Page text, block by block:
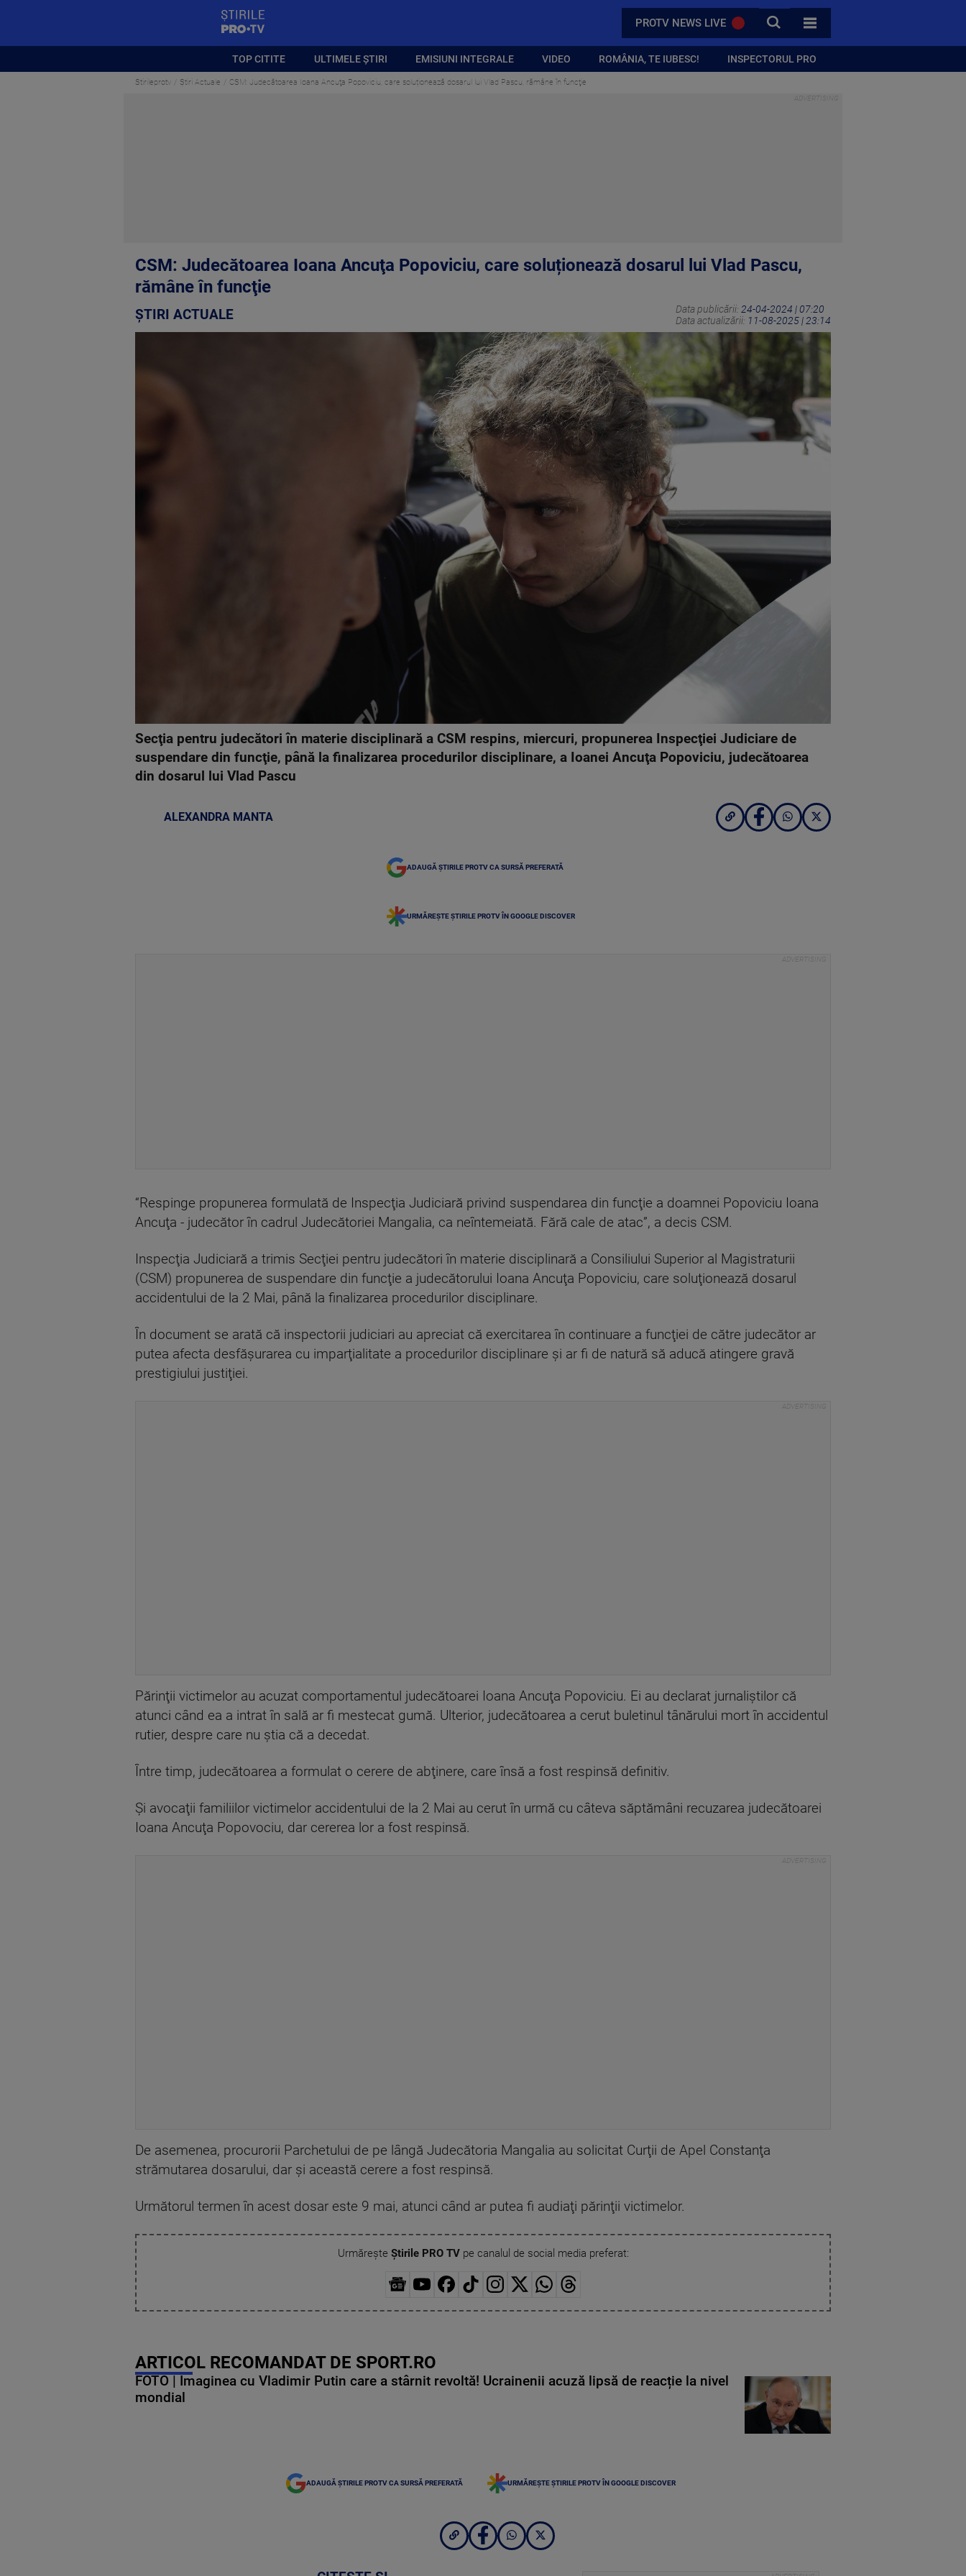
PROTV NEWS LIVE CAUTA
TOATE CATEGORIILE
TOP CITITE ULTIMELE ȘTIRI EMISIUNI INTEGRALE VIDEO ROMÂNIA, TE IUBESC! INSPECTORUL PRO
Stirileprotv Știri Actuale CSM: Judecătoarea Ioana Ancuţa Popoviciu, care soluționează dosarul lui Vlad Pascu, rămâne în funcţie
CSM: Judecătoarea Ioana Ancuţa Popoviciu, care soluționează dosarul lui Vlad Pascu,
rămâne în funcţie
ȘTIRI ACTUALE Data publicării: 24-04-2024 | 07:20
Data actualizării: 11-08-2025 | 23:14
Secţia pentru judecători în materie disciplinară a CSM respins, miercuri, propunerea Inspecţiei Judiciare de
suspendare din funcţie, până la finalizarea procedurilor disciplinare, a Ioanei Ancuţa Popoviciu, judecătoarea
din dosarul lui Vlad Pascu
ALEXANDRA MANTA
ADAUGĂ ȘTIRILE PROTV CA SURSĂ PREFERATĂ
URMĂREȘTE ȘTIRILE PROTV ÎN GOOGLE DISCOVER
“Respinge propunerea formulată de Inspecţia Judiciară privind suspendarea din funcţie a doamnei Popoviciu Ioana
Ancuţa - judecător în cadrul Judecătoriei Mangalia, ca neîntemeiată. Fără cale de atac”, a decis CSM.
Inspecţia Judiciară a trimis Secţiei pentru judecători în materie disciplinară a Consiliului Superior al Magistraturii
(CSM) propunerea de suspendare din funcţie a judecătorului Ioana Ancuţa Popoviciu, care soluţionează dosarul
accidentului de la 2 Mai, până la finalizarea procedurilor disciplinare.
În document se arată că inspectorii judiciari au apreciat că exercitarea în continuare a funcţiei de către judecător ar
putea afecta desfăşurarea cu imparţialitate a procedurilor disciplinare şi ar fi de natură să aducă atingere gravă
prestigiului justiţiei.
Părinţii victimelor au acuzat comportamentul judecătoarei Ioana Ancuţa Popoviciu. Ei au declarat jurnaliştilor că
atunci când ea a intrat în sală ar fi mestecat gumă. Ulterior, judecătoarea a cerut buletinul tânărului mort în accidentul
rutier, despre care nu ştia că a decedat.
Între timp, judecătoarea a formulat o cerere de abţinere, care însă a fost respinsă definitiv.
Şi avocaţii familiilor victimelor accidentului de la 2 Mai au cerut în urmă cu câteva săptămâni recuzarea judecătoarei
Ioana Ancuţa Popovociu, dar cererea lor a fost respinsă.
De asemenea, procurorii Parchetului de pe lângă Judecătoria Mangalia au solicitat Curţii de Apel Constanţa
strămutarea dosarului, dar şi această cerere a fost respinsă.
Următorul termen în acest dosar este 9 mai, atunci când ar putea fi audiaţi părinţii victimelor.
Urmărește Știrile PRO TVpe canalul de social media preferat:
ARTICOL RECOMANDAT DE SPORT.RO
FOTO | Imaginea cu Vladimir Putin care a stârnit revoltă! Ucrainenii acuză lipsă de reacție la nivel
mondial
ADAUGĂ ȘTIRILE PROTV CA SURSĂ PREFERATĂ URMĂREȘTE ȘTIRILE PROTV ÎN GOOGLE DISCOVER